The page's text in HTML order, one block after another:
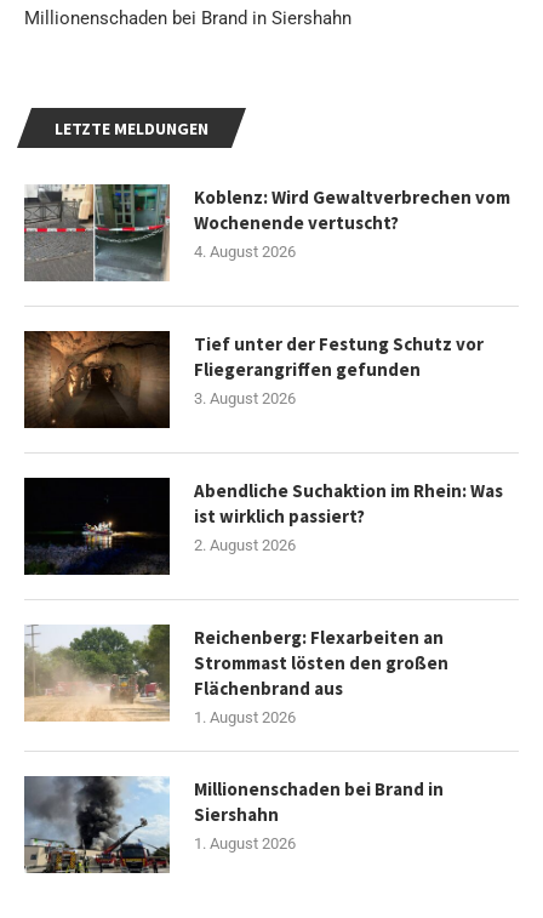
Millionenschaden bei Brand in Siershahn
LETZTE MELDUNGEN
Koblenz: Wird Gewaltverbrechen vom
Wochenende vertuscht?
4. August 2026
Tief unter der Festung Schutz vor
Fliegerangriffen gefunden
3. August 2026
Abendliche Suchaktion im Rhein: Was
ist wirklich passiert?
2. August 2026
Reichenberg: Flexarbeiten an
Strommast lösten den großen
Flächenbrand aus
1. August 2026
Millionenschaden bei Brand in
Siershahn
1. August 2026